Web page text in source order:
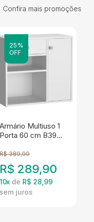
Confira mais promoções
25%
OFF
Armário Multiuso 1
Porta 60 cm B39
R$ 389,90
R$ 289,90
10x de R$ 28,99